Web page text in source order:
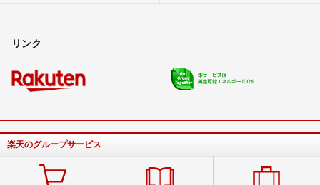
リンク
楽天のグループサービス